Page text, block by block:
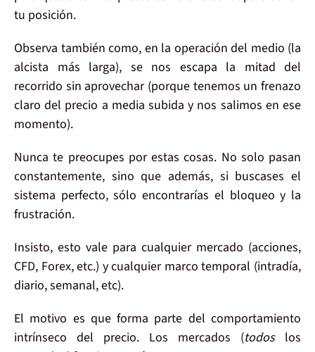
tu posición.
Observa también como, en la operación del medio (la
alcista más larga), se nos escapa la mitad del
recorrido sin aprovechar (porque tenemos un frenazo
claro del precio a media subida y nos salimos en ese
momento).
Nunca te preocupes por estas cosas. No solo pasan
constantemente, sino que además, si buscases el
sistema perfecto, sólo encontrarías el bloqueo y la
frustración.
Insisto, esto vale para cualquier mercado (acciones,
CFD, Forex, etc.) y cualquier marco temporal (intradía,
diario, semanal, etc).
El motivo es queforma parte del comportamiento
intrínseco del precio. Los mercados (todos los